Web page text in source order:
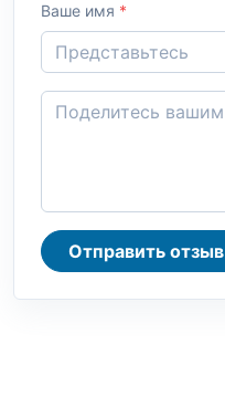
Ваше имя *
Отправить отзыв